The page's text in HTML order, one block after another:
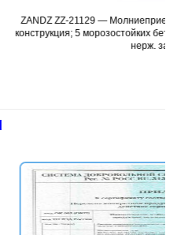
Подробнее
— Молниеприемник-мачта (8,0 м;
морозостойких бетонных оснований;